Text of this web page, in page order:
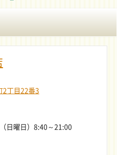
2丁目22番3
日曜日）8:40～21:00